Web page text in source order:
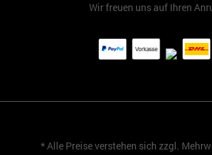
Wir freuen uns auf Ihren
* Alle Preise verstehen sich zzgl.